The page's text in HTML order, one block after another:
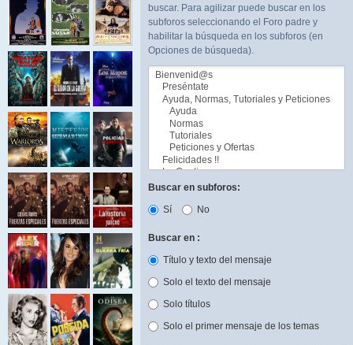
buscar. Para agilizar puede buscar en los
subforos seleccionando el Foro padre y
habilitar la búsqueda en los subforos (en
Opciones de búsqueda).
Buscar en subforos:
Sí
No
Buscar en :
Título y texto del mensaje
Solo el texto del mensaje
Solo títulos
Solo el primer mensaje de los temas